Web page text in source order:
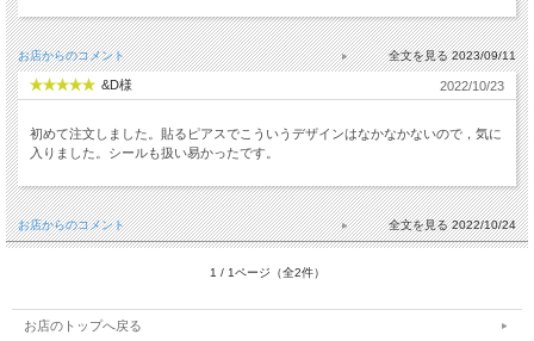
お店からのコメント 2023/09/11
&D様 2022/10/23
初めて注文しました。貼るピアスでこういうデザインはなかなかないので，気に
入りました。シールも扱い易かったです。
お店からのコメント 2022/10/24
1 / 1ページ（全2件）
お店のトップへ戻る